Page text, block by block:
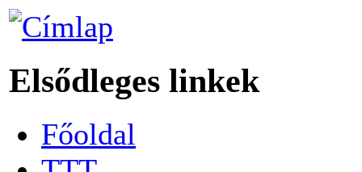
Elsődleges linkek
Főoldal